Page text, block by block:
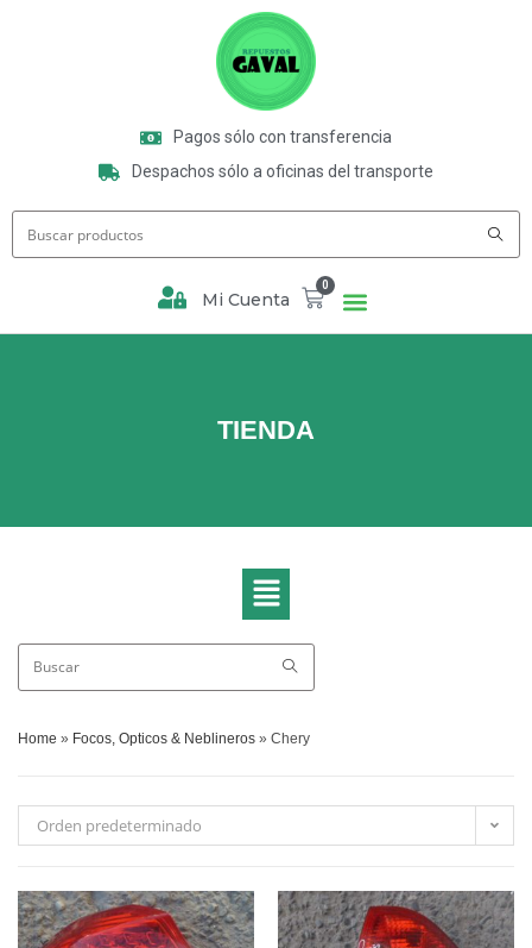
Pagos sólo con transferencia
Despachos sólo a oficinas del transporte
Mi Cuenta
0
TIENDA
Home » Focos, Opticos & Neblineros » Chery
Orden predeterminado